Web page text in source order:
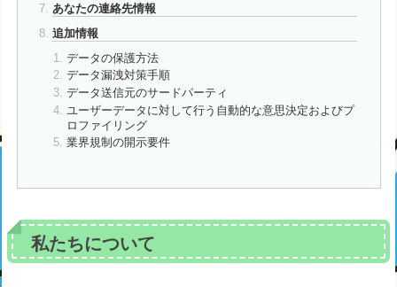
あなたの連絡先情報
追加情報
データの保護方法
データ漏洩対策手順
データ送信元のサードパーティ
ユーザーデータに対して行う自動的な意思決定およびプ
ロファイリング
業界規制の開示要件
私たちについて